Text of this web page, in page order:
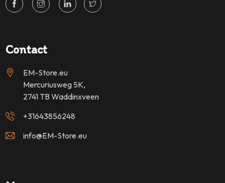
Contact
EM-Store.eu
Mercuriusweg 5K,
2741 TB Waddinxveen
+31643856248
info@EM-Store.eu